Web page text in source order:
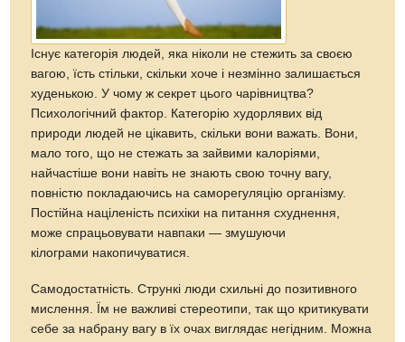
Існує категорія людей, яка ніколи не стежить за своєю
вагою, їсть стільки, скільки хоче і незмінно залишається
худенькою. У чому ж секрет цього чарівництва?
Психологічний фактор. Категорію худорлявих від
природи людей не цікавить, скільки вони важать. Вони,
мало того, що не стежать за зайвими калоріями,
найчастіше вони навіть не знають свою точну вагу,
повністю покладаючись на саморегуляцію організму.
Постійна націленість психіки на питання схуднення,
може спрацьовувати навпаки — змушуючи
кілограми накопичуватися.
Самодостатність. Стрункі люди схильні до позитивного
мислення. Їм не важливі стереотипи, так що критикувати
себе за набрану вагу в їх очах виглядає негідним. Можна